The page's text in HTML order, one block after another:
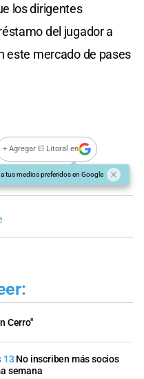
los dirigentes
del jugador a
este mercado de pases
+ Agregar El Litoral en
tus medios preferidos en Google
Cerro"
13 No inscriben más socios
semana